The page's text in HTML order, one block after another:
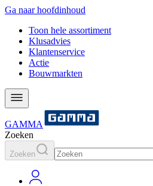
Ga naar hoofdinhoud
Toon hele assortiment
Klusadvies
Klantenservice
Actie
Bouwmarkten
GAMMA
Zoeken
Zoeken